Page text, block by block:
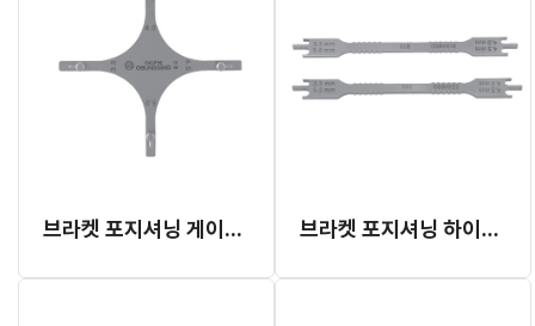
브라켓 포지셔닝 게이지 (OGPM) 브라켓 포지셔닝 하이게이지